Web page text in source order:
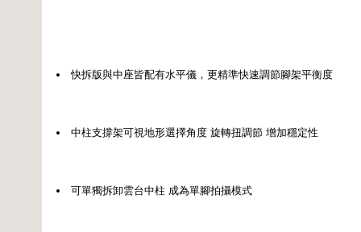
快拆版與中座皆配有水平儀，更精準快速調節腳架平衡度
中柱支撐架可視地形選擇角度 旋轉扭調節 增加穩定性
可單獨拆卸雲台中柱 成為單腳拍攝模式